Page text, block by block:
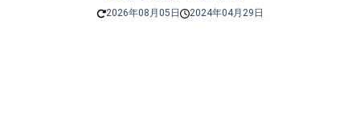
2026年08月05日 2024年04月29日